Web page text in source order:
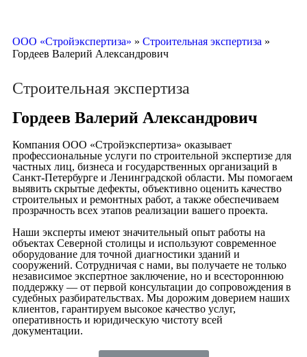
ООО «Стройэкспертиза» » Строительная экспертиза »
Гордеев Валерий Александрович
Строительная экспертиза
Гордеев Валерий Александрович
Компания ООО «Стройэкспертиза» оказывает
профессиональные услуги по строительной экспертизе для
частных лиц, бизнеса и государственных организаций в
Санкт-Петербурге и Ленинградской области. Мы помогаем
выявить скрытые дефекты, объективно оценить качество
строительных и ремонтных работ, а также обеспечиваем
прозрачность всех этапов реализации вашего проекта.
Наши эксперты имеют значительный опыт работы на
объектах Северной столицы и используют современное
оборудование для точной диагностики зданий и
сооружений. Сотрудничая с нами, вы получаете не только
независимое экспертное заключение, но и всестороннюю
поддержку — от первой консультации до сопровождения в
судебных разбирательствах. Мы дорожим доверием наших
клиентов, гарантируем высокое качество услуг,
оперативность и юридическую чистоту всей
документации.